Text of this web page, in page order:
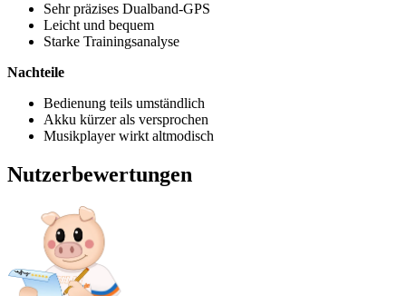
Sehr präzises Dualband-GPS
Leicht und bequem
Starke Trainingsanalyse
Nachteile
Bedienung teils umständlich
Akku kürzer als versprochen
Musikplayer wirkt altmodisch
Nutzerbewertungen